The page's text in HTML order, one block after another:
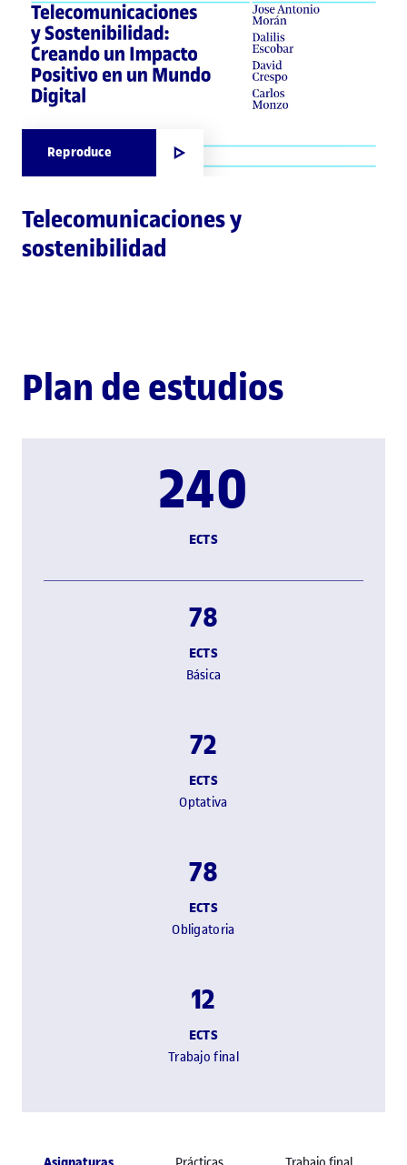
Reproduce
Telecomunicaciones y
sostenibilidad
Plan de estudios
240
ECTS
78
ECTS
Básica
72
ECTS
Optativa
78
ECTS
Obligatoria
12
ECTS
Trabajo final